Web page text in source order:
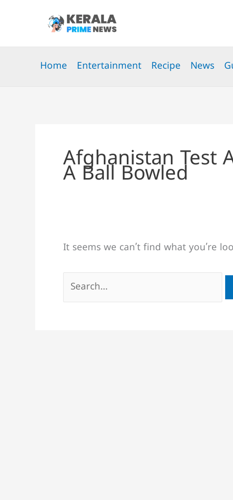
Home Entertainment Recipe News
Afghanistan Test
A Ball Bowled
It seems we can’t find what you’re